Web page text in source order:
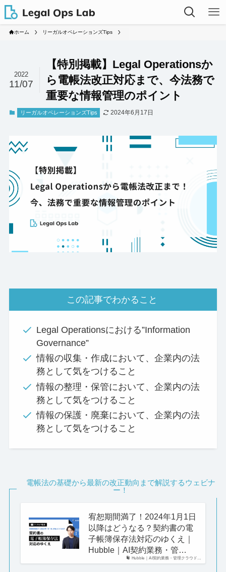
ホーム リーガルオペレーションズTips
【特別掲載】Legal Operationsか
ら電帳法改正対応まで、今法務で
重要な情報管理のポイント
2022
11/07
リーガルオペレーションズTips 2024年6月17日
この記事でわかること
Legal Operationsにおける”Information
Governance”
情報の収集・作成において、企業内の法
務として気をつけること
情報の整理・保管において、企業内の法
務として気をつけること
情報の保護・廃棄において、企業内の法
務として気をつけること
電帳法の基礎から最新の改正動向まで解説するウェビナ
ー！
Hubble｜AI契約業務・管理クラウド…
宥恕期間満了！2024年1月1日
以降はどうなる？契約書の電
子帳簿保存法対応のゆくえ｜
Hubble｜AI契約業務・管…